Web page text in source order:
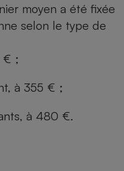
moyen a été fixée
selon le type de
€ ;
à 355 € ;
à 480 €.